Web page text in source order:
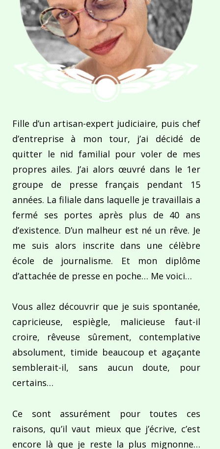
Fille d’un artisan-expert judiciaire, puis chef
d’entreprise à mon tour, j’ai décidé de
quitter le nid familial pour voler de mes
propres ailes. J’ai alors œuvré dans le 1er
groupe de presse français pendant 15
années. La filiale dans laquelle je travaillais a
fermé ses portes après plus de 40 ans
d’existence. D’un malheur est né un rêve. Je
me suis alors inscrite dans une célèbre
école de journalisme. Et mon diplôme
d’attachée de presse en poche… Me voici…
Vous allez découvrir que je suis spontanée,
capricieuse, espiègle, malicieuse faut-il
croire, rêveuse sûrement, contemplative
absolument, timide beaucoup et agaçante
semblerait-il, sans aucun doute, pour
certains…
Ce sont assurément pour toutes ces
raisons, qu’il vaut mieux que j’écrive, c’est
encore là que je reste la plus mignonne…